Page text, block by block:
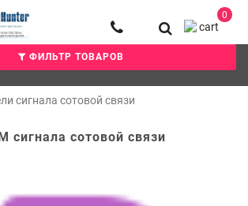
0
ФИЛЬТР ТОВАРОВ
сигнала сотовой связи
сигнала сотовой связи